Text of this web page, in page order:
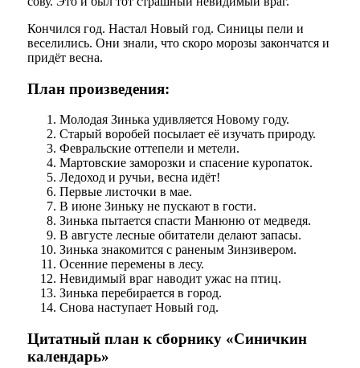
Кончился год. Настал Новый год. Синицы пели и
веселились. Они знали, что скоро морозы закончатся и
придёт весна.
План произведения:
Молодая Зинька удивляется Новому году.
Старый воробей посылает её изучать природу.
Февральские оттепели и метели.
Мартовские заморозки и спасение куропаток.
Ледоход и ручьи, весна идёт!
Первые листочки в мае.
В июне Зиньку не пускают в гости.
Зинька пытается спасти Манюню от медведя.
В августе лесные обитатели делают запасы.
Зинька знакомится с раненым Зинзивером.
Осенние перемены в лесу.
Невидимый враг наводит ужас на птиц.
Зинька перебирается в город.
Снова наступает Новый год.
Цитатный план к сборнику «Синичкин
календарь»